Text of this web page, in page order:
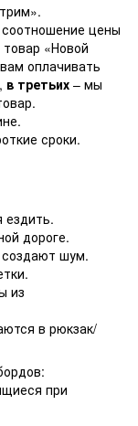
».
цены
«Новой
оплачивать
в третьих – мы
сроки.
ездить.
дороге.
создают шум.
из
в рюкзак/
при